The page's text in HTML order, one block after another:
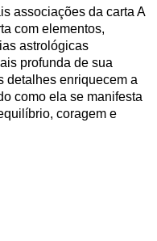
associações da carta A
com elementos,
astrológicas
profunda de sua
detalhes enriquecem a
como ela se manifesta
coragem e